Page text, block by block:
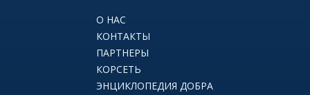
О НАС
КОНТАКТЫ
ПАРТНЕРЫ
КОРСЕТЬ
ЭНЦИКЛОПЕДИЯ ДОБРА